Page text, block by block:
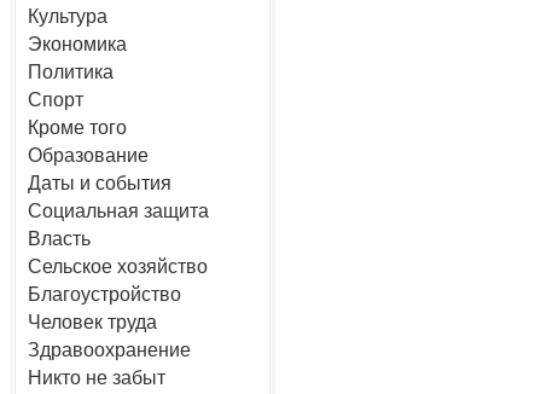
Культура
Экономика
Политика
Спорт
Кроме того
Образование
Даты и события
Социальная защита
Власть
Сельское хозяйство
Благоустройство
Человек труда
Здравоохранение
Никто не забыт